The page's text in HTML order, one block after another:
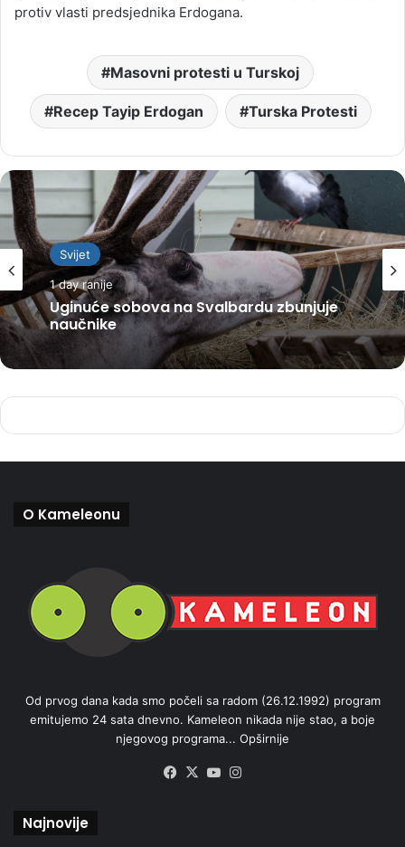
protiv vlasti predsjednika Erdogana.
Masovni protesti u Turskoj
Recep Tayip Erdogan Turska Protesti
Svijet
1 day ranije
Uginuće sobova na Svalbardu zbunjuje
naučnike
O Kameleonu
Od prvog dana kada smo počeli sa radom (26.12.1992) program
emitujemo 24 sata dnevno. Kameleon nikada nije stao, a boje
njegovog programa... Opširnije
Facebook
X YouTube
Najnovije